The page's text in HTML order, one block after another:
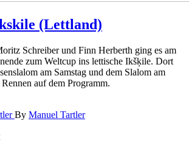
(Lettland)
Schreiber und Finn Herberth ging es am
zum Weltcup ins lettische Ikšķile. Dort
am Samstag und dem Slalom am
auf dem Programm.
By Manuel Tartler